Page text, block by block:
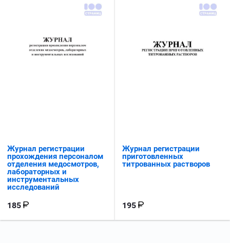
Журнал регистрации
прохождения персоналом
отделения медосмотров,
лабораторных и
инструментальных
исследований
185
Журнал регистрации
приготовленных
титрованных растворов
195